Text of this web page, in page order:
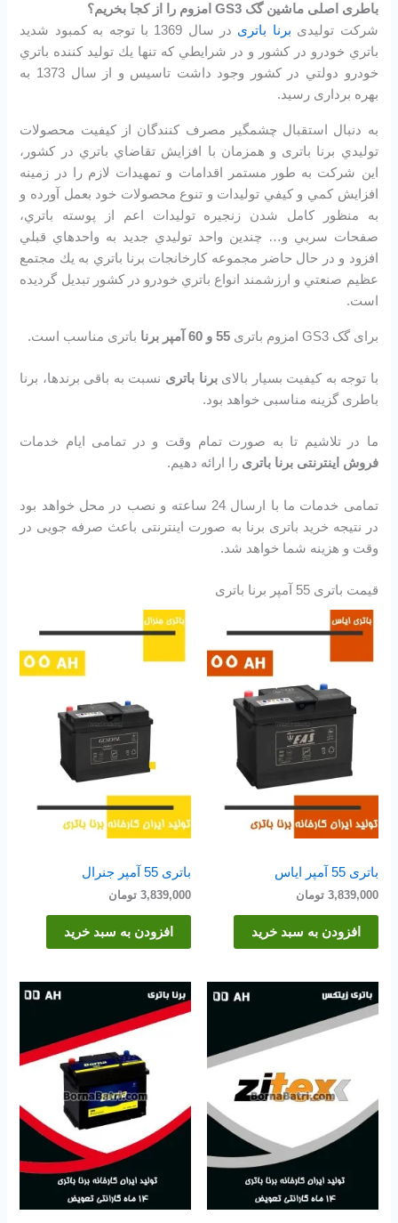
باطری اصلی ماشین گک GS3 امزوم را از کجا بخریم؟
شرکت تولیدی برنا باتری
در سال 1369 با توجه به كمبود شديد
باتري خودرو در كشور و در شرايطي كه تنها يك توليد كننده باتري
خودرو دولتي در كشور وجود داشت تاسیس و از سال 1373 به
بهره برداری رسید.
به دنبال استقبال چشمگير مصرف كنندگان از كيفيت محصولات
توليدي برنا باتری و همزمان با افزايش تقاضاي باتري در كشور،
اين شرکت به طور مستمر اقدامات و تمهيدات لازم را در زمينه
افزايش كمي و كيفي توليدات و تنوع محصولات خود بعمل آورده و
به منظور كامل شدن زنجيره توليدات اعم از پوسته باتري،
صفحات سربي و… چندين واحد توليدي جديد به واحدهاي قبلي
افزود و در حال حاضر مجموعه كارخانجات برنا باتري به يك مجتمع
عظيم صنعتي و ارزشمند انواع باتري خودرو در کشور تبديل گرديده
است.
برای گک GS3 امزوم باتری 55 و 60 آمپر برنا باتری مناسب است.
با توجه به کیفیت بسیار بالایبرنا باتری نسبت به باقی برندها، برنا
باطری گزینه مناسبی خواهد بود.
ما در تلاشیم تا به صورت تمام وقت و در تمامی ایام خدمات
فروش اینترنتی برنا باتری را ارائه دهیم.
تمامی خدمات ما با ارسال 24 ساعته و نصب در محل خواهد بود
در نتیجه خرید باتری برنا به صورت اینترنتی باعث صرفه جویی در
وقت و هزینه شما خواهد شد.
قیمت باتری 55 آمپر برنا باتری
باتری 55 آمپر ایاس
3,839,000 تومان
افزودن به سبد خرید
باتری 55 آمپر جنرال
3,839,000 تومان
افزودن به سبد خرید